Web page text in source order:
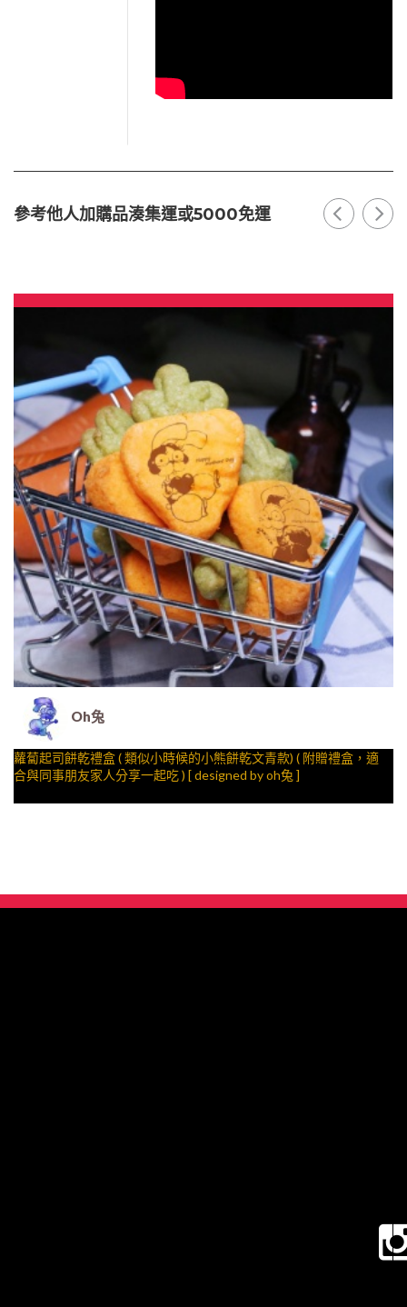
參考他人加購品湊集運或5000免運
Oh兔
蘿蔔起司餅乾禮盒 ( 類似小時候的小熊餅乾文青款) ( 附贈禮盒，適
合與同事朋友家人分享一起吃 ) [ designed by oh兔 ]